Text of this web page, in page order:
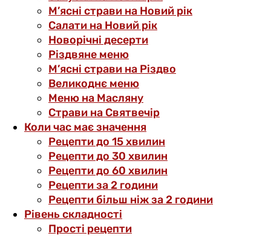
М’ясні страви на Новий рік
Салати на Новий рік
Новорічні десерти
Різдвяне меню
М’ясні страви на Різдво
Великоднє меню
Меню на Масляну
Страви на Святвечір
Коли час має значення
Рецепти до 15 хвилин
Рецепти до 30 хвилин
Рецепти до 60 хвилин
Рецепти за 2 години
Рецепти більш ніж за 2 години
Рівень складності
Прості рецепти